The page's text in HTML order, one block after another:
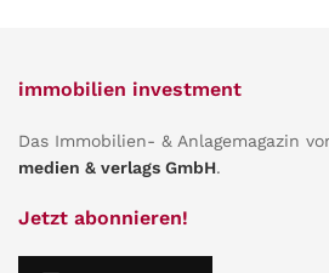
immobilien investment
Das Immobilien- & Anlagemagazin
medien & verlags GmbH.
Jetzt abonnieren!